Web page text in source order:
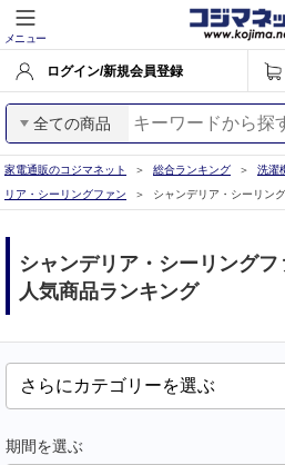
メニュー
ログイン/新規会員登録
全ての商品
家電通販のコジマネット 総合ランキング 洗濯
リア・シーリングファン
シャンデリア・シーリン
シャンデリア・シーリングフ
人気商品ランキング
期間を選ぶ